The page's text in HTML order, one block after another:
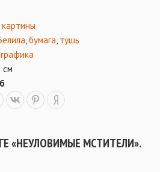
бумага тушь
см
«НЕУЛОВИМЫЕ МСТИТЕЛИ».